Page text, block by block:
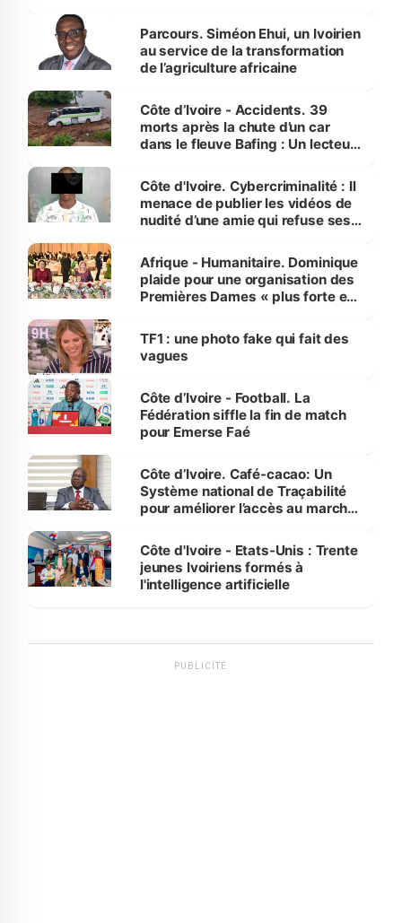
Parcours. Siméon Ehui, un Ivoirien
au service de la transformation
de l’agriculture africaine
Côte d’Ivoire - Accidents. 39
morts après la chute d’un car
dans le fleuve Bafing : Un lecteur
des Transports
Côte d'Ivoire. Cybercriminalité : Il
menace de publier les vidéos de
nudité d’une amie qui refuse ses
Afrique - Humanitaire. Dominique
plaide pour une organisation des
Premières Dames « plus forte et
sur la scène internationale »
TF1 : une photo fake qui fait des
vagues
Côte d’Ivoire - Football. La
Fédération siffle la fin de match
pour Emerse Faé
Côte d’Ivoire. Café-cacao: Un
Système national de Traçabilité
pour améliorer l’accès au marché
Côte d'Ivoire - Etats-Unis : Trente
jeunes Ivoiriens formés à
l'intelligence artificielle
PUBLICITÉ